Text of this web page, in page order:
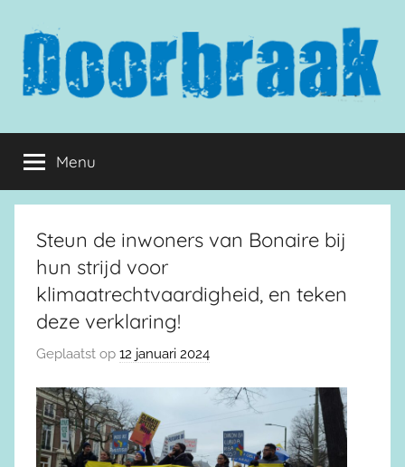
inhoud
springen
Doorbraak.eu
Menu
Steun de inwoners van Bonaire bij
hun strijd voor
klimaatrechtvaardigheid, en teken
deze verklaring!
Geplaatst op 12 januari 2024